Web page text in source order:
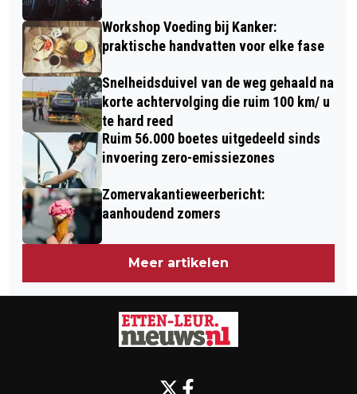
Workshop Voeding bij Kanker:
praktische handvatten voor elke fase
Snelheidsduivel van de weg gehaald na
korte achtervolging die ruim 100 km/ u
te hard reed
Ruim 56.000 boetes uitgedeeld sinds
invoering zero-emissiezones
Zomervakantieweerbericht:
aanhoudend zomers
Meer artikelen